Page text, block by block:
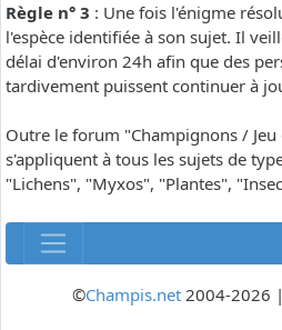
Règle n° 3 : Une fois l'énigme
l'espèce identifiée à son sujet. Il
délai d'environ 24h afin que des
tardivement puissent continuer à
Outre le forum "Champignons /
s'appliquent à tous les sujets de
"Lichens", "Myxos", "Plantes",
©Champis.net2004-2026 |